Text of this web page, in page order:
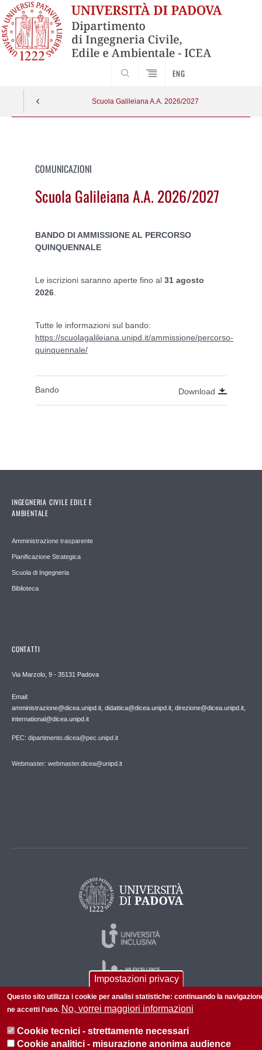
ENG
Scuola Galileiana A.A. 2026/2027
COMUNICAZIONI
Scuola Galileiana A.A. 2026/2027
BANDO DI AMMISSIONE AL PERCORSO
QUINQUENNALE
Le iscrizioni saranno aperte fino al 31 agosto
2026
Tutte le informazioni sul bando:
https://scuolagalileiana.unipd.it/ammissione/percorso-
quinquennale/
Bando Download
INGEGNERIA CIVILE EDILE E
AMBIENTALE
Amministrazione trasparente
Pianificazione Strategica
Scuola di Ingegneria
Biblioteca
CONTATTI
Via Marzolo, 9 - 35131 Padova
Email:
amministrazione@dicea.unipd.it, didattica@dicea.unipd.it, direzione@dicea.unipd.it,
international@dicea.unipd.it
PEC: dipartimento.dicea@pec.unipd.it
Webmaster: webmaster.dicea@unipd.it
Impostazioni privacy
Questo sito utilizza i cookie per analisi statistiche: continuando la
ne accetti l'uso. No, vorrei maggiori informazioni
Cookie tecnici - strettamente necessari
Cookie analitici - misurazione anonima audience